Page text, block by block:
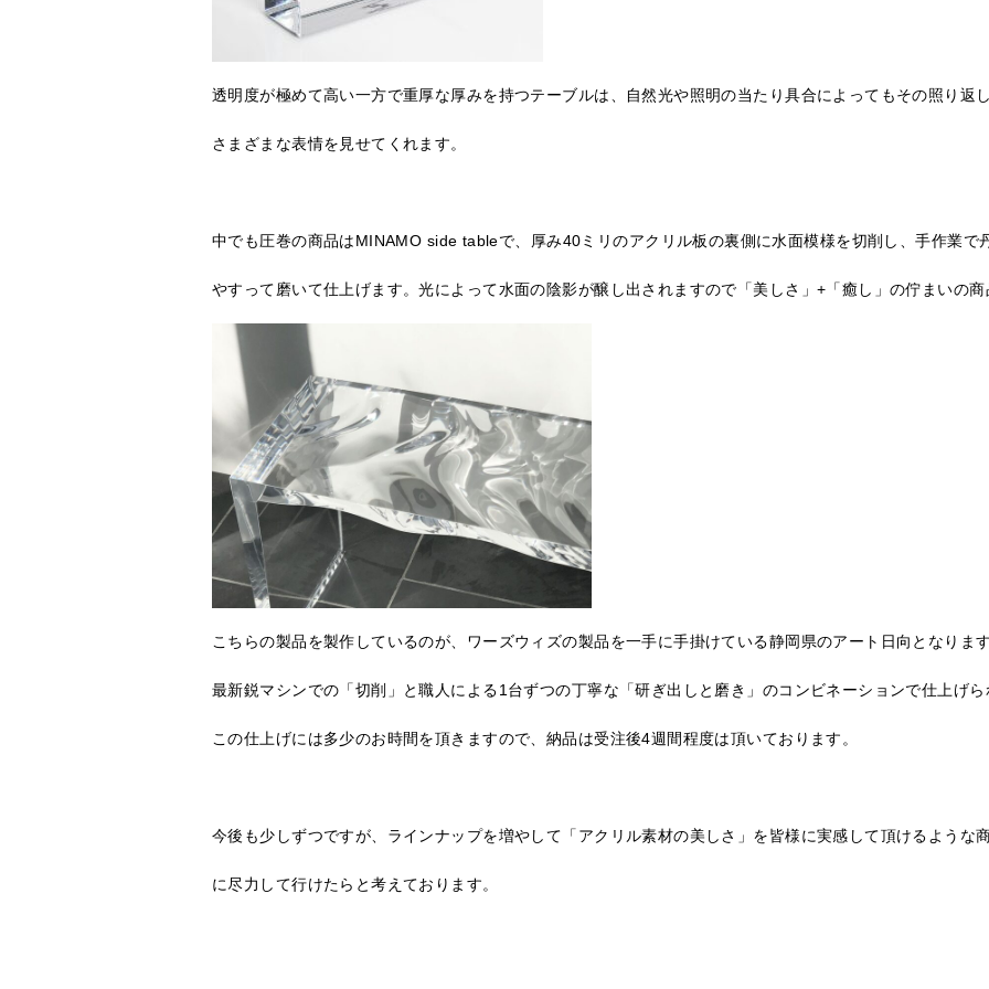
透明度が極めて高い一方で重厚な厚みを持つテーブルは、自然光や照明の当たり具合によってもその照り返
さまざまな表情を見せてくれます。
中でも圧巻の商品はMINAMO side tableで、厚み40ミリのアクリル板の裏側に水面模様を切削し、手作業で
やすって磨いて仕上げます。光によって水面の陰影が醸し出されますので「美しさ」+「癒し」の佇まいの商
こちらの製品を製作しているのが、ワーズウィズの製品を一手に手掛けている静岡県のアート日向となります
最新鋭マシンでの「切削」と職人による1台ずつの丁寧な「研ぎ出しと磨き」のコンビネーションで仕上げら
この仕上げには多少のお時間を頂きますので、納品は受注後4週間程度は頂いております。
今後も少しずつですが、ラインナップを増やして「アクリル素材の美しさ」を皆様に実感して頂けるような
に尽力して行けたらと考えております。